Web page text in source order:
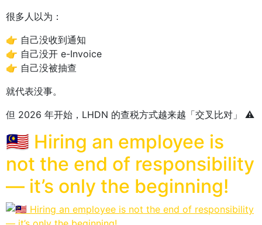
很多人以为：
👉 自己没收到通知
👉 自己没开 e-Invoice
👉 自己没被抽查
就代表没事。
但 2026 年开始，LHDN 的查税方式越来越「交叉比对」 ⚠️
🇲🇾 Hiring an employee is
not the end of responsibility
— it’s only the beginning!